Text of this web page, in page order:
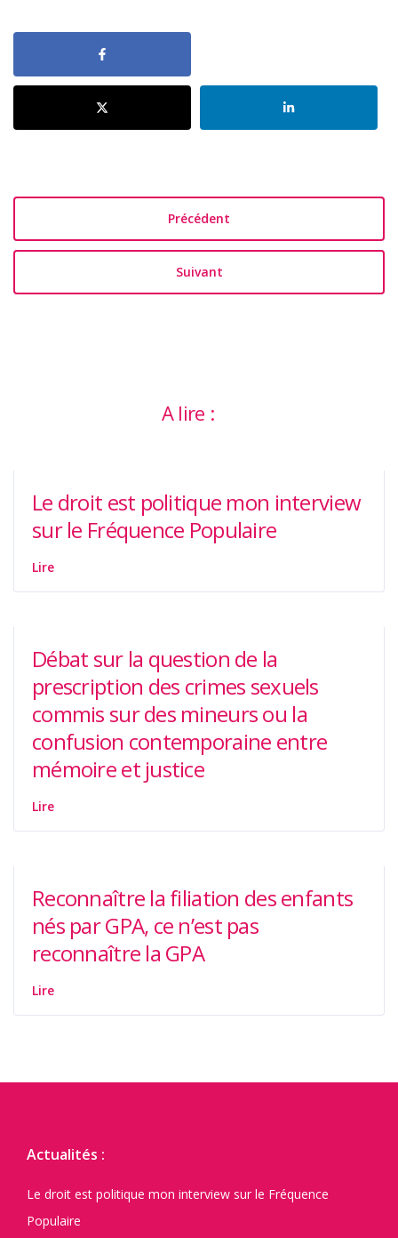
Précédent
Suivant
A lire :
Le droit est politique mon interview
sur le Fréquence Populaire
Lire
Débat sur la question de la
prescription des crimes sexuels
commis sur des mineurs ou la
confusion contemporaine entre
mémoire et justice
Lire
Reconnaître la filiation des enfants
nés par GPA, ce n’est pas
reconnaître la GPA
Lire
Actualités :
Le droit est politique mon interview sur le Fréquence
Populaire